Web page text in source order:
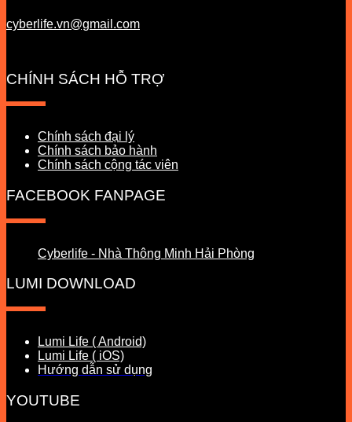
cyberlife.vn@gmail.com
CHÍNH SÁCH HỖ TRỢ
Chính sách đại lý
Chính sách bảo hành
Chính sách cộng tác viên
FACEBOOK FANPAGE
Cyberlife - Nhà Thông Minh Hải Phòng
LUMI DOWNLOAD
Lumi Life ( Android)
Lumi Life ( iOS)
Hướng dẫn sử dụng
YOUTUBE